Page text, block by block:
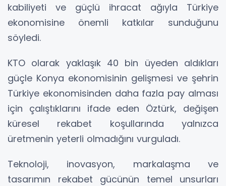
kabiliyeti ve güçlü ihracat ağıyla Türkiye
ekonomisine önemli katkılar sunduğunu
söyledi.
KTO olarak yaklaşık 40 bin üyeden aldıkları
güçle Konya ekonomisinin gelişmesi ve şehrin
Türkiye ekonomisinden daha fazla pay alması
için çalıştıklarını ifade eden Öztürk, değişen
küresel rekabet koşullarında yalnızca
üretmenin yeterli olmadığını vurguladı.
Teknoloji, inovasyon, markalaşma ve
tasarımın rekabet gücünün temel unsurları